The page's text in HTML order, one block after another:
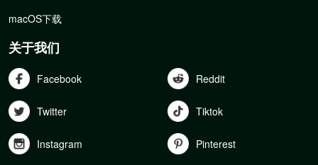
macOS下载
关于我们
Facebook Reddit
Twitter Tiktok
Instagram Pinterest